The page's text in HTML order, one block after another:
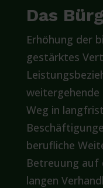
Das
Erhöhung der
gestärktes
Weg in
berufliche
Betreuung auf
langen